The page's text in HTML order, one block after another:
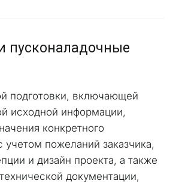
пусконаладочные
подготовки, включающей
исходной информации,
конкретного
учетом пожеланий заказчика,
и дизайн проекта, а также
документации,